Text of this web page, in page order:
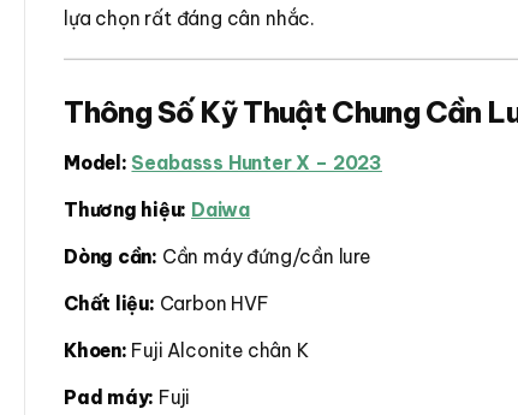
lựa chọn rất đáng cân nhắc.
Thông Số Kỹ Thuật Chung Cần
Model: Seabasss Hunter X – 2023
Thương hiệu: Daiwa
Dòng cần: Cần máy đứng/cần lure
Chất liệu: Carbon HVF
Khoen: Fuji Alconite chân K
Pad máy: Fuji